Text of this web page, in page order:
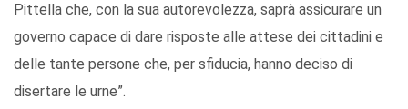
Pittella che, con la sua autorevolezza, saprà assicurare un
governo capace di dare risposte alle attese dei cittadini e
delle tante persone che, per sfiducia, hanno deciso di
disertare le urne”.